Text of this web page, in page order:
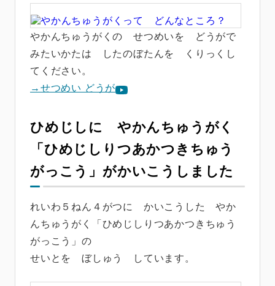
やかんちゅうがくの せつめいを どうがで
みたいかたは したのぼたんを くりっくし
てください。
→せつめい どうが
ひめじしに やかんちゅうがく
「ひめじしりつあかつきちゅう
がっこう」がかいこうしました
れいわ５ねん４がつに かいこうした やか
んちゅうがく「ひめじしりつあかつきちゅう
がっこう」の
せいとを ぼしゅう しています。